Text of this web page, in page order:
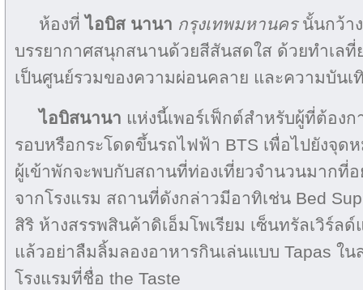
ห้องที่ไอบิส นานา กรุงเทพมหานครนั้นกว้า
บรรยากาศสนุกสนานด้วยสีสันสดใส ด้วยทำเลที่
เป็นศูนย์รวมของความผ่อนคลาย และความบันเ
ไอบิสนานา แห่งนี้เพอร์เฟ็กต์สำหรับผู้ที่ต้องก
รอบหรือกระโดดขึ้นรถไฟฟ้า BTS เพื่อไปยังจุด
ผู้เข้าพักจะพบกับสถานที่ท่องเที่ยวจำนวนมากที่อ
จากโรงแรม สถานที่ดังกล่าวมีอาทิเช่น Bed
สิริ ห้างสรรพสินค้าดิเอ็มโพเรียม เซ็นทรัลเวิร์ล
แล้วอย่าลืมลิ้มลองอาหารกินเล่นแบบ Tapas ใ
โรงแรมที่ชื่อ the Taste